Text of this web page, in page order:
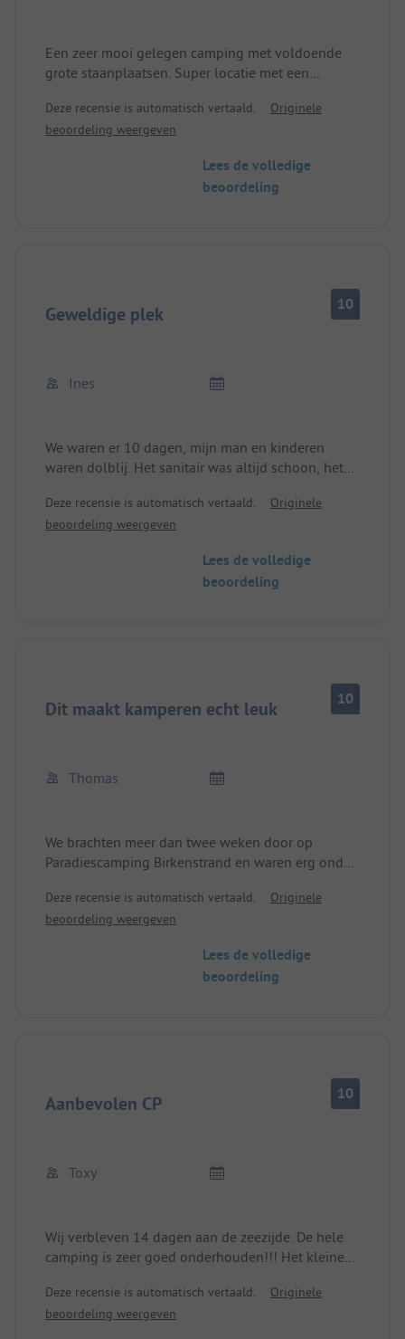
Een zeer mooi gelegen camping met voldoende
grote staanplaatsen. Super locatie met een
geweldig om in te zwemmen en voor
watersporters. Het enige nadeel zijn de te weinige
drogers. Het aantal is te weinig voor de gasten
(volledige bezetting). Maar de plek is zeker aan te
Deze recensie is automatisch vertaald.
Originele
beoordeling weergeven
Lees de volledige
beoordeling
Geweldige plek 10
Ines
We waren er 10 dagen, mijn man en kinderen
waren dolblij. Het sanitair was altijd schoon, het
genoeg voor onze caravan en auto en het meer is
gewoon geweldig.
Deze recensie is automatisch vertaald.
Originele
beoordeling weergeven
Lees de volledige
beoordeling
Dit maakt kamperen echt leuk 10
Thomas
We brachten meer dan twee weken door op
Paradiescamping Birkenstrand en waren erg onder
beheerders was uitnodigend, het sanitair was
onberispelijk schoon en het terrein met directe
alles in een omgeving die niet mooier kon zijn. We
waren ook erg onder de indruk van het uitgebreide
Deze recensie is automatisch vertaald.
Originele
beoordeling weergeven
Lees de volledige
beoordeling
Aanbevolen CP 10
Toxy
Wij verbleven 14 dagen aan de zeezijde. De hele
camping is zeer goed onderhouden!!! Het kleine
gescheiden door een weg. Aan de andere kant is
ook een sanitairgebouw en een kleine speeltuin.
Deze recensie is automatisch vertaald.
Originele
beoordeling weergeven